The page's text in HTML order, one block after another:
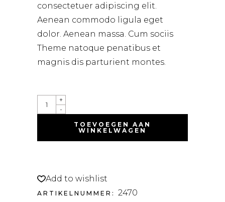
klantbeoordeling
consectetuer adipiscing elit.
Aenean commodo ligula eget
dolor. Aenean massa. Cum sociis
Theme natoque penatibus et
magnis dis parturient montes.
-
+
TOEVOEGEN AAN
WINKELWAGEN
Add to wishlist
ARTIKELNUMMER: 2470